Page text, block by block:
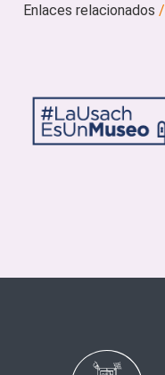
Enlaces relacionados/